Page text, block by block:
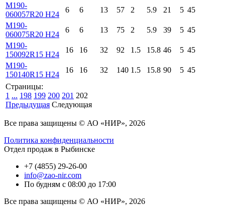
M190-
060057R20 H24
6 6 13 57 2 5.9 21 5 45
M190-
060075R20 H24
6 6 13 75 2 5.9 39 5 45
M190-
150092R15 H24
16 16 32 92 1.5 15.8 46 5 45
M190-
150140R15 H24
16 16 32 140 1.5 15.8 90 5 45
Страницы:
1 ... 198 199 200 201 202
Предыдущая Следующая
Все права защищены © АО «НИР», 2026
Политика конфиденциальности
Отдел продаж в Рыбинске
+7 (4855) 29-26-00
info@zao-nir.com
По будням с 08:00 до 17:00
Все права защищены © АО «НИР», 2026